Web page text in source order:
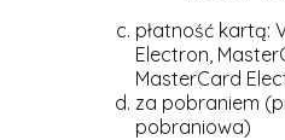
płatność kartą:
Electron,
MasterCard
za pobraniem
pobraniowa)